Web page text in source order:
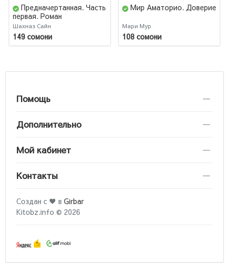
Предначертанная. Часть
первая. Роман
Шахназ Сайн
149 сомони
Мир Аматорио. Доверие
Мари Мур
108 сомони
Помощь
Дополнительно
Мой кабинет
Контакты
Создан с ♥ в Girbar
Kitobz.info © 2026